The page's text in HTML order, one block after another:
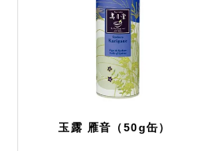
玉露 雁音（50g缶）